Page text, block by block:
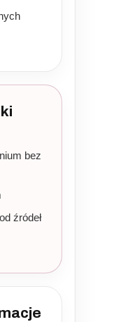
bez
źródeł